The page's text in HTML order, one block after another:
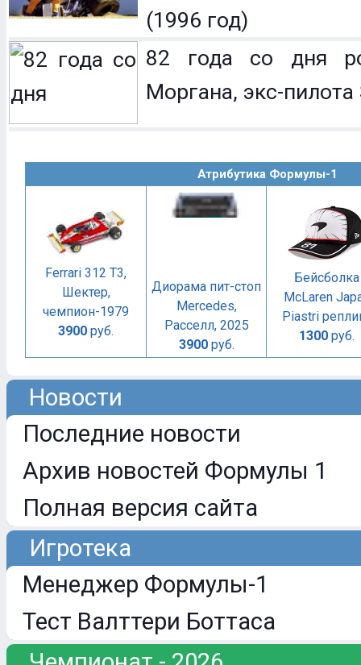
(1996 год)
82 года со дня
Моргана, экс-пилота
Атрибутика Формулы-1
Ferrari 312 T3,
Шектер,
чемпион-1979
3900 руб.
Диорама пит-стоп
Mercedes,
Расселл, 2025
3900руб.
Бейсболка
McLaren
Piastri
1300 руб.
Новости
Последние новости
Архив новостей Формулы 1
Полная версия сайта
Игротека
Менеджер Формулы-1
Тест Валттери Боттаса